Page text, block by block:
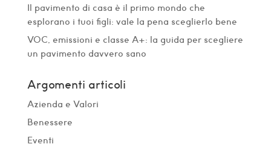
Il pavimento di casa è il primo mondo che
esplorano i tuoi figli: vale la pena sceglierlo bene
VOC, emissioni e classe A+: la guida per scegliere
un pavimento davvero sano
Argomenti articoli
Azienda e Valori
Benessere
Eventi